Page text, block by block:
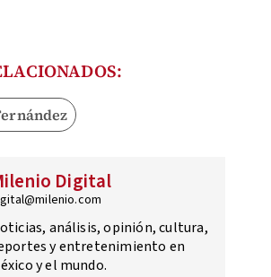
Digital
análisis, opinión, cultura,
y entretenimiento en
y el mundo.